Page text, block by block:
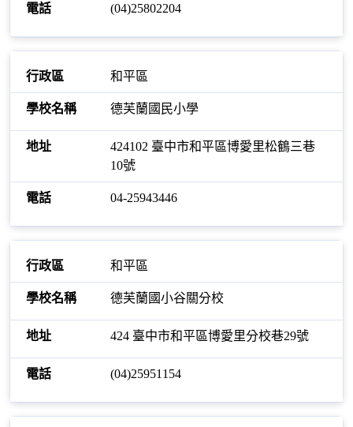
(04)25802204
和平區
德芙蘭國民小學
424102 臺中市和平區博愛里松鶴三巷
10號
04-25943446
和平區
德芙蘭國小谷關分校
424 臺中市和平區博愛里分校巷29號
(04)25951154